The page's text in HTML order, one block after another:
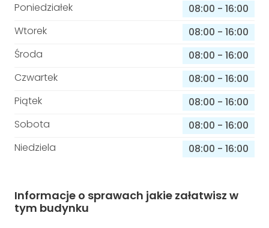
Poniedziałek 08:00 - 16:00
Wtorek
08:00 - 16:00
Środa
08:00 - 16:00
Czwartek
08:00 - 16:00
Piątek
08:00 - 16:00
Sobota
08:00 - 16:00
Niedziela
08:00 - 16:00
Informacje o sprawach jakie załatwisz w
tym budynku